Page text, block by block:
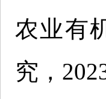
农业有
究，